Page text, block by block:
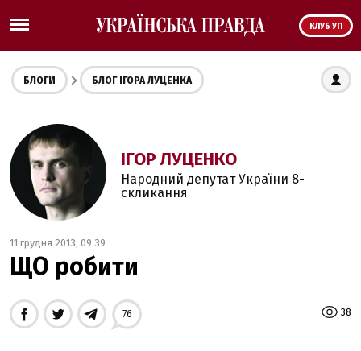
КЛУБ УП
БЛОГИ БЛОГ ІГОРА ЛУЦЕНКА
ІГОР ЛУЦЕНКО
Народний депутат України 8-
скликання
11 грудня 2013, 09:39
ЩО робити
38
76